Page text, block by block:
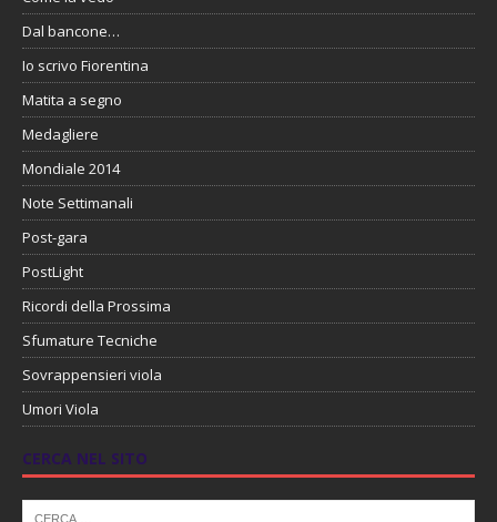
Dal bancone…
Io scrivo Fiorentina
Matita a segno
Medagliere
Mondiale 2014
Note Settimanali
Post-gara
PostLight
Ricordi della Prossima
Sfumature Tecniche
Sovrappensieri viola
Umori Viola
CERCA NEL SITO